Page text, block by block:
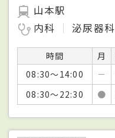
山本駅
内科
泌尿器科
時間 月
08:30～14:00
－
08:30～22:30
●